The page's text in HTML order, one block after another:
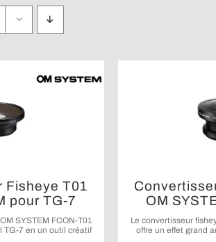
Fisheye T01
pour TG-7
SYSTEM FCON-T01
TG-7 en un outil créatif
OM
Le convertisseur
offre un effet grand